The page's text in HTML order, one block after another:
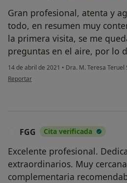
Gran profesional, atenta y
todo, en resumen muy
la primera visita, se me
preguntas en el aire, por lo
14 de abril de 2021 • Dra. M. Teresa Teruel
en opinión del usuario Mavi López
Reportar
FGG Cita verificada
Excelente profesional.
extraordinarios. Muy
complementaria